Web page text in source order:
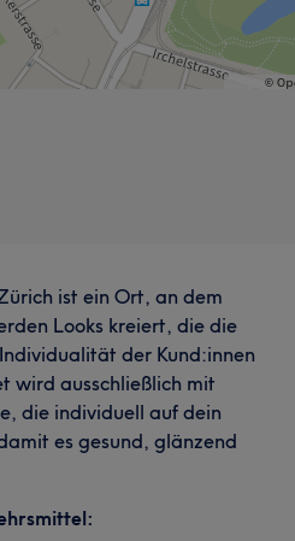
ist ein Ort, an dem
Looks kreiert, die die
der Kund:innen
wird ausschließlich mit
die individuell auf dein
es gesund, glänzend